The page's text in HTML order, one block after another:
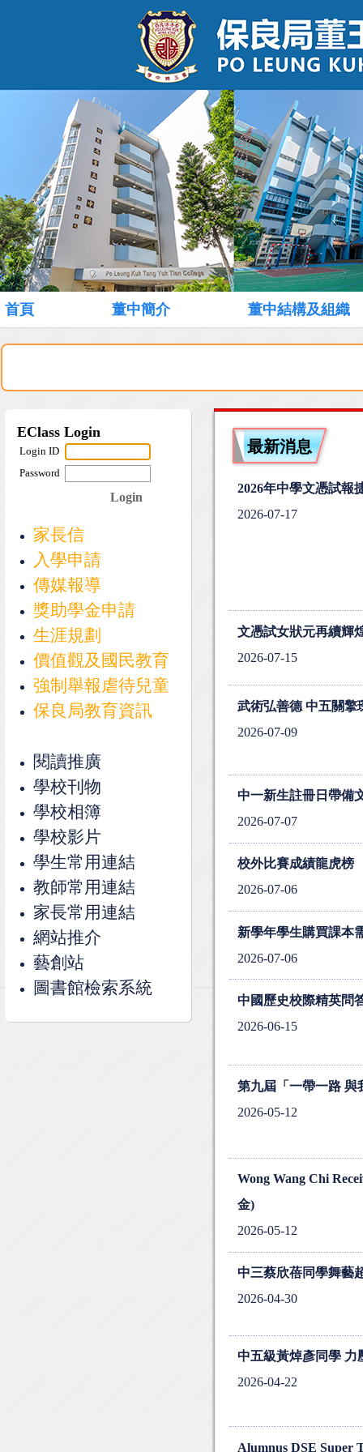
首頁 董中簡介 董中結構及組織
家長信
入學申請
傳媒報導
獎助學金申請
生涯規劃
價值觀及國民教育
強制舉報虐待兒童
保良局教育資訊
閱讀推廣
學校刊物
學校相簿
學校影片
學生常用連結
教師常用連結
家長常用連結
網站推介
藝創站
圖書館檢索系統
最新消息
2026年中學文憑試報
2026-07-17
文憑試女狀元再續輝
2026-07-15
武術弘善德 中五關擎
2026-07-09
中一新生註冊日帶備
2026-07-07
校外比賽成績龍虎榜
2026-07-06
新學年學生購買課本
2026-07-06
中國歷史校際精英問
2026-06-15
第九屆「一帶一路 與
2026-05-12
Wong Wang Chi
金)
2026-05-12
中三蔡欣蓓同學舞藝
2026-04-30
中五級黃焯彥同學 力
2026-04-22
Alumnus DSE Super